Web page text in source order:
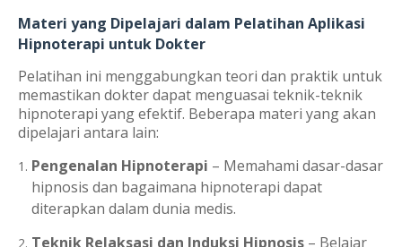
Materi yang Dipelajari dalam Pelatihan Aplikasi
Hipnoterapi untuk Dokter
Pelatihan ini menggabungkan teori dan praktik untuk
memastikan dokter dapat menguasai teknik-teknik
hipnoterapi yang efektif. Beberapa materi yang akan
dipelajari antara lain:
Pengenalan Hipnoterapi – Memahami dasar-dasar
hipnosis dan bagaimana hipnoterapi dapat
diterapkan dalam dunia medis.
Teknik Relaksasi dan Induksi Hipnosis – Belajar